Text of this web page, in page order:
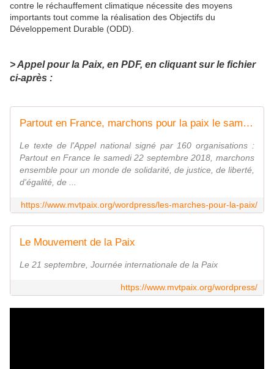
contre le réchauffement climatique nécessite des moyens
importants tout comme la réalisation des Objectifs du
Développement Durable (ODD).
> Appel pour la Paix, en PDF, en cliquant sur le fichier
ci-après :
Partout en France, marchons pour la paix le samedi 22 septembre 2018
Le texte de l'Appel national signé par 160 organisations :
Partout en France le samedi 22 septembre 2018, marchons
ensemble pour un monde de solidarité, de justice, de liberté,
d'égalité, de ...
https://www.mvtpaix.org/wordpress/les-marches-pour-la-paix/
Le Mouvement de la Paix
Le 21 septembre, Journée internationale de la Paix
https://www.mvtpaix.org/wordpress/